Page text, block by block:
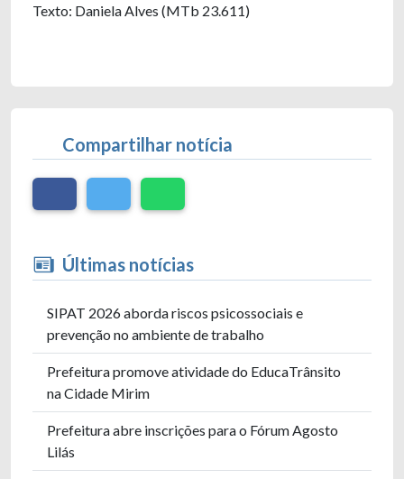
Compartilhar notícia
Últimas notícias
SIPAT 2026 aborda riscos psicossociais e
prevenção no ambiente de trabalho
Prefeitura promove atividade do EducaTrânsito
na Cidade Mirim
Prefeitura abre inscrições para o Fórum Agosto
Lilás
Texto: Daniela Alves (MTb 23.611)